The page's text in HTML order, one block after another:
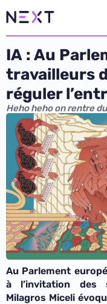
IA : Au
travailleurs
réguler
Heho heho on rentre
Au Parlement
à l’invitation des
Milagros Miceli